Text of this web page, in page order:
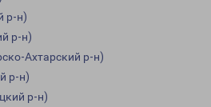
р-н)
р-н)
Ахтарский р-н)
р-н)
р-н)